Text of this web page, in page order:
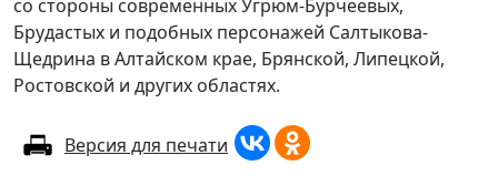
со стороны современных Угрюм-Бурчеевых,
Брудастых и подобных персонажей Салтыкова-
Щедрина в Алтайском крае, Брянской, Липецкой,
Ростовской и других областях.
Версия для печати